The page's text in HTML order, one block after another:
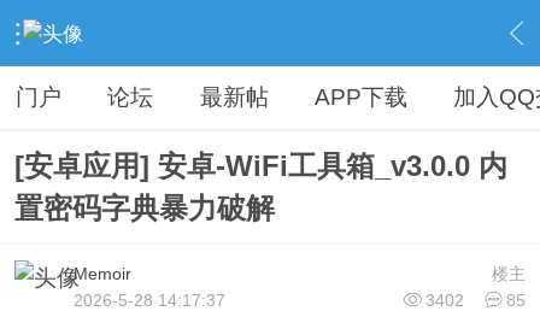
› 娱乐分享区 › 精品软件 › 内容
门户 论坛 最新帖 APP下载 加入
[安卓应用] 安卓-WiFi工具箱_v3.0.0 内
置密码字典暴力破解
楼主
Memoir
3402
85
2026-5-28 14:17:37